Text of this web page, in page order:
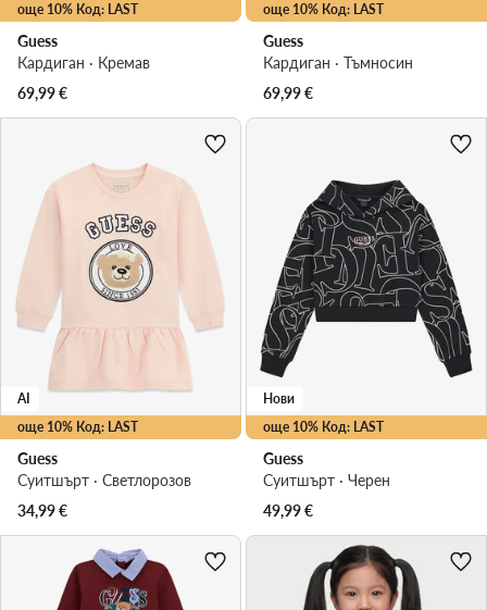
още 10% Код: LAST
Guess
Кардиган · Кремав
69,99€
още 10% Код: LAST
Guess
Кардиган · Тъмносин
69,99€
още 10% Код: LAST
AI
Guess
Суитшърт · Светлорозов
34,99€
още 10% Код: LAST
Нови
Guess
Суитшърт · Черен
49,99€